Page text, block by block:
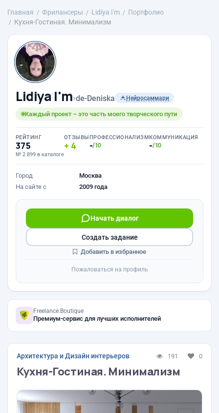
Главная Фрилансеры Lidiya I'm
Портфолио
Кухня-Гостиная. Минимализм
Lidiya I'm›de-Deniska Нейросаммари
Каждый проект – это часть моего творческого пути
РЕЙТИНГ
375
№ 2 899 в каталоге
ОТЗЫВЫ
4
ПРОФЕССИОНАЛИЗМ
-/10
КОММУНИКАЦИЯ
-/10
Город
Москва
На сайте с
2009 года
Начать диалог
Создать задание
Добавить в избранное
Пожаловаться на профиль
Freelance.Boutique
Премиум-сервис для лучших исполнителей
Архитектура и Дизайн интерьеров 191 0
Кухня-Гостиная. Минимализм